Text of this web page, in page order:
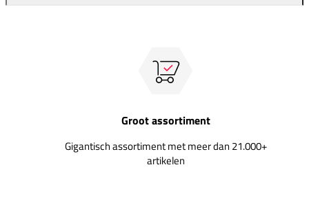
Groot assortiment
Gigantisch assortiment met meer dan 21.000+
artikelen